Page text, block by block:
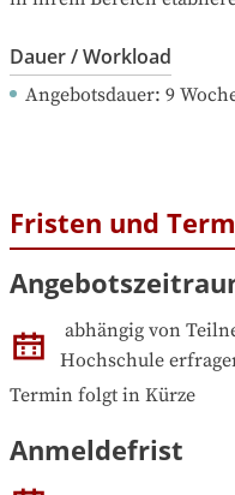
Dauer / Workload
Angebotsdauer: 9
Fristen und
abhängig von
Hochschule
Termin folgt in Kürze
Anmeldefrist